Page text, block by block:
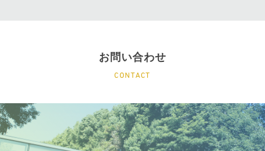
お問い合わせ
CONTACT